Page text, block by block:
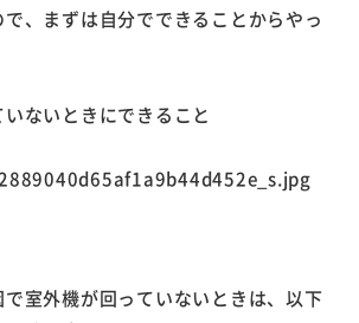
、まずは自分でできることからやっ
ないときにできること
で室外機が回っていないときは、以下